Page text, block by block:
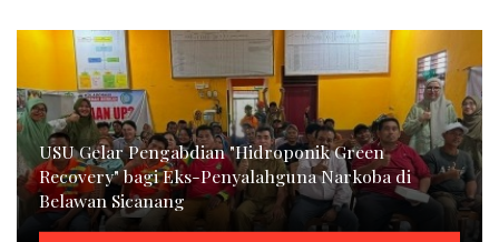
USU Gelar Pengabdian "Hidroponik Green
Recovery" bagi Eks-Penyalahguna Narkoba di
Belawan Sicanang